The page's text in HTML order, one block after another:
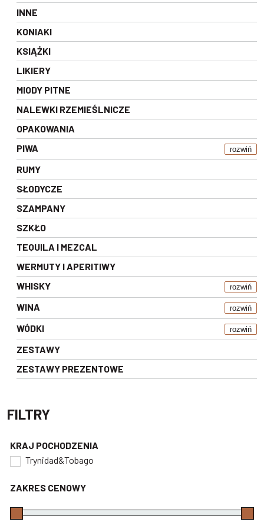
INNE
KONIAKI
KSIĄŻKI
LIKIERY
MIODY PITNE
NALEWKI RZEMIEŚLNICZE
OPAKOWANIA
PIWA
rozwiń
RUMY
SŁODYCZE
SZAMPANY
SZKŁO
TEQUILA I MEZCAL
WERMUTY I APERITIWY
WHISKY
rozwiń
WINA rozwiń
WÓDKI rozwiń
ZESTAWY
ZESTAWY PREZENTOWE
FILTRY
KRAJ POCHODZENIA
Trynidad&Tobago
ZAKRES CENOWY